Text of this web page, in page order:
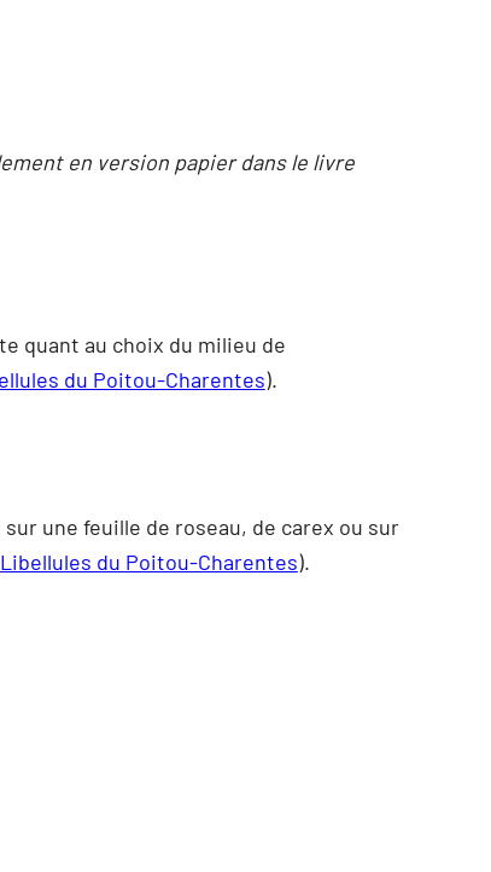
en version papier dans le livre
quant au choix du milieu de
du Poitou-Charentes).
une feuille de roseau, de carex ou sur
Libellules du Poitou-Charentes).